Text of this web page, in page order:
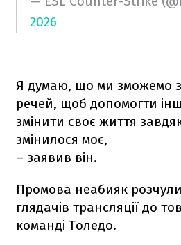
2026
Я думаю, що ми зможемо
речей, щоб допомогти
змінити своє життя
змінилося моє,
– заявив він.
Промова неабияк
глядачів трансляції до
команді Толедо.